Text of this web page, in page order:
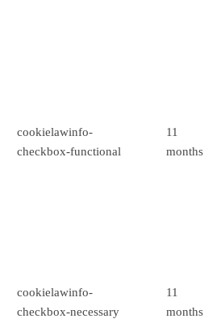
cookielawinfo-
checkbox-functional
11
months
cookielawinfo-
checkbox-necessary
11
months